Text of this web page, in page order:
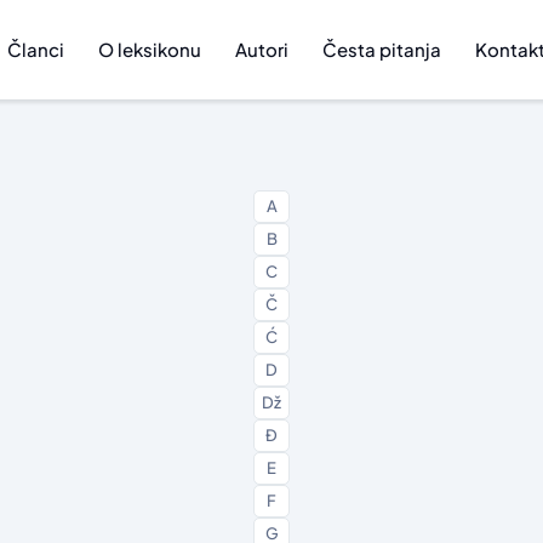
Članci O leksikonu Autori Česta pitanja
A
B
C
Č
Ć
D
Dž
Đ
E
F
G